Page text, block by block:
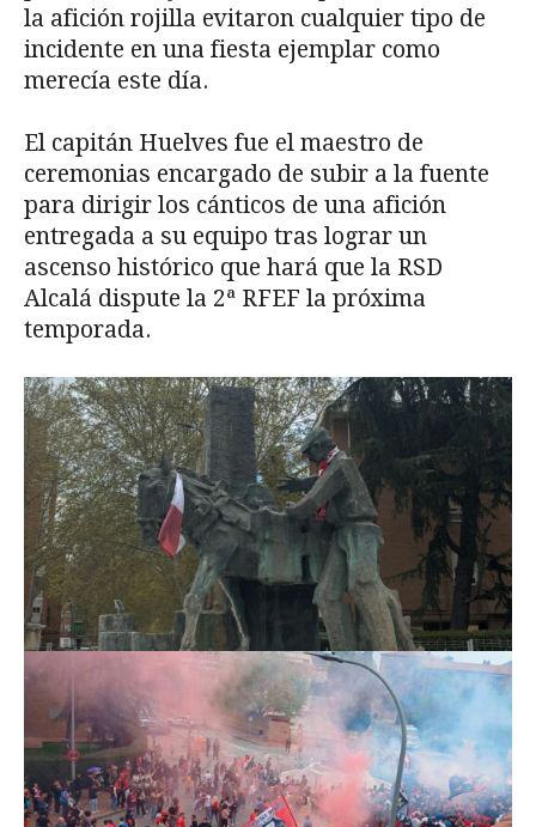
la afición rojilla evitaron cualquier tipo de
incidente en una fiesta ejemplar como
merecía este día.
El capitán Huelves fue el maestro de
ceremonias encargado de subir a la fuente
para dirigir los cánticos de una afición
entregada a su equipo tras lograr un
ascenso histórico que hará que la RSD
Alcalá dispute la 2ª RFEF la próxima
temporada.